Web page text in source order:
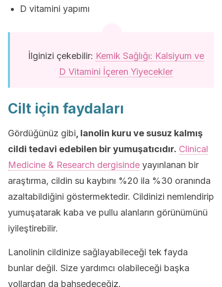
D vitamini yapımı
İlginizi çekebilir: Kemik Sağlığı: Kalsiyum ve
D Vitamini İçeren Yiyecekler
Cilt için faydaları
Gördüğünüz gibi , lanolin kuru ve susuz kalmış
cildi tedavi edebilen bir yumuşatıcıdır. Clinical
Medicine & Research dergisinde yayınlanan bir
araştırma, cildin su kaybını %20 ila %30 oranında
azaltabildiğini göstermektedir. Cildinizi nemlendirip
yumuşatarak kaba ve pullu alanların görünümünü
iyileştirebilir.
Lanolinin cildinize sağlayabileceği tek fayda
bunlar değil. Size yardımcı olabileceği başka
yollardan da bahsedeceğiz.